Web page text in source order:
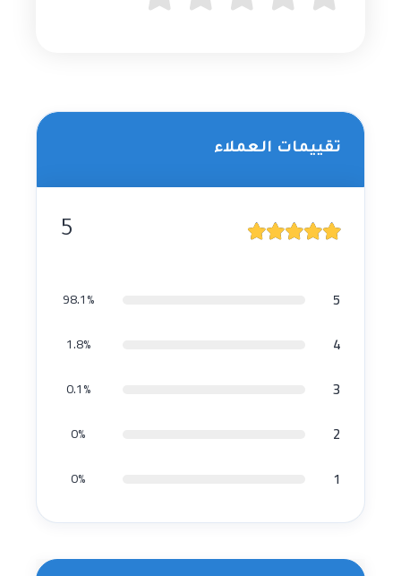
تقييمات العملاء
5
5
98.1%
4
1.8%
3
0.1%
2
0%
1
0%